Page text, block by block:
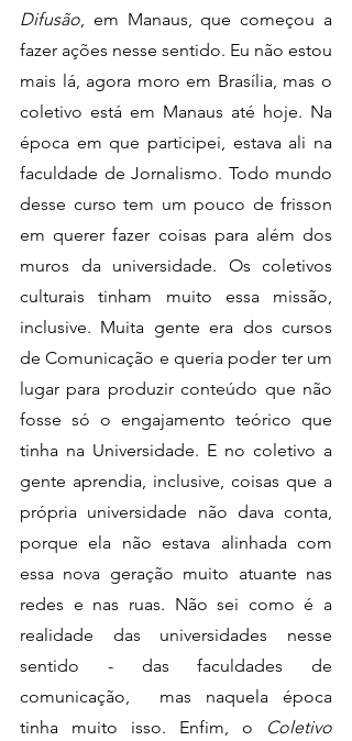
Difusão , em Manaus, que começou a
fazer ações nesse sentido. Eu não estou
mais lá, agora moro em Brasília, mas o
coletivo está em Manaus até hoje. Na
época em que participei, estava ali na
faculdade de Jornalismo. Todo mundo
desse curso tem um pouco de frisson
em querer fazer coisas para além dos
muros da universidade. Os coletivos
culturais tinham muito essa missão,
inclusive. Muita gente era dos cursos
de Comunicação e queria poder ter um
lugar para produzir conteúdo que não
fosse só o engajamento teórico que
tinha na Universidade. E no coletivo a
gente aprendia, inclusive, coisas que a
própria universidade não dava conta,
porque ela não estava alinhada com
essa nova geração muito atuante nas
redes e nas ruas. Não sei como é a
realidade das universidades nesse
sentido - das faculdades de
comunicação,  mas naquela época
tinha muito isso. Enfim, o
Coletivo